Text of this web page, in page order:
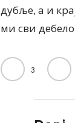
дубље, а и
ми сви
3